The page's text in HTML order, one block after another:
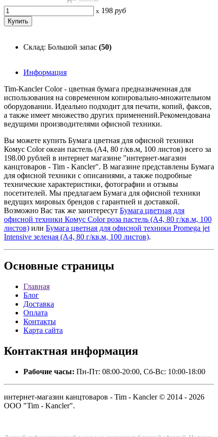
x 198 руб
Склад: Большой запас (50)
Информация
Tim-Kancler Color - цветная бумага предназначенная для
использования на современном копировально-множительном
оборудовании. Идеально подходит для печати, копий, факсов,
а также имеет множество других применений.Рекомендована
ведущими производителями офисной техники.
Вы можете купить Бумага цветная для офисной техники
Комус Color океан пастель (А4, 80 г/кв.м, 100 листов) всего за
198.00 рублей в интернет магазине "интернет-магазин
канцтоваров - Tim - Kancler". В магазине представлены Бумага
для офисной техники с описаниями, а также подробные
технические характеристики, фотографии и отзывы
посетителей. Мы предлагаем Бумага для офисной техники
ведущих мировых брендов с гарантией и доставкой.
Возможно Вас так же заинтересут Бумага цветная для
офисной техники Комус Color роза пастель (А4, 80 г/кв.м, 100
листов) или Бумага цветная для офисной техники Promega jet
Intensive зеленая (А4, 80 г/кв.м, 100 листов).
Основные страницы
Главная
Блог
Доставка
Оплата
Контакты
Карта сайта
Контактная информация
Рабочие часы: Пн-Пт: 08:00-20:00, Сб-Вс: 10:00-18:00
интернет-магазин канцтоваров - Tim - Kancler © 2014 - 2026
ООО "Tim - Kancler".